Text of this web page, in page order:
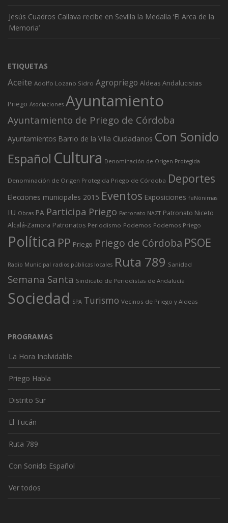
Jesús Cuadros Callava recibe en Sevilla la Medalla ‘El Arca de la
Memoria’
ETIQUETAS
Aceite Adolfo Lozano Sidro Agropriego Aldeas Andalucistas
Priego Asociaciones Ayuntamiento
Ayuntamiento de Priego de Córdoba
Ayuntamientos Barrio de la Villa Ciudadanos Con Sonido
Español Cultura Denominación de Origen Protegida
Denominación de Origen Protegida Priego de Córdoba Deportes
Elecciones municipales 2015 Eventos Exposiciones feNónimas
IU Obras PA Participa Priego Patronato NAZT Patronato Niceto
Alcalá-Zamora Patronatos Periodismo Podemos Podemos Priego
Política PP Priego Priego de Córdoba PSOE
Radio Municipal radios públicas locales Ruta 789 Sanidad
Semana Santa Sindicato de Periodistas de Andalucía
Sociedad SPA Turismo Vecinos de Priego y Aldeas
PROGRAMAS
La Hora Inolvidable
Priego Habla
Distrito Sur
El Tucán
Ruta 789
Con Sonido Español
Ver todos